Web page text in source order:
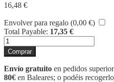
16,48 €
Envolver para regalo (0,00 €)
Total Payable: 17,35 €
NUEVOS
ENIGMAS
DE
LA
BIBLIA
Comprar
Envío gratuito en pedidos
80€ en Baleares; o podéis